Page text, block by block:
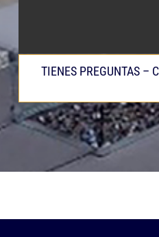
TIENES PREGUNTAS –